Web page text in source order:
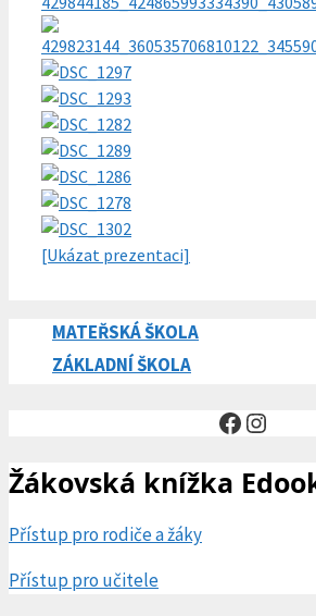
[Ukázat prezentaci]
MATEŘSKÁ ŠKOLA
ZÁKLADNÍ ŠKOLA
Facebook
Žákovská knížka
Přístup pro rodiče a žáky
Přístup pro učitele